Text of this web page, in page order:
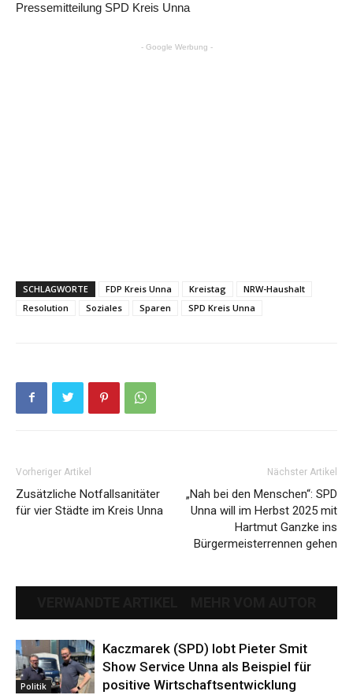
Pressemitteilung SPD Kreis Unna
- Google Werbung -
SCHLAGWORTE FDP Kreis Unna Kreistag
NRW-Haushalt
Resolution
Soziales Sparen SPD Kreis Unna
Vorheriger Artikel
Zusätzliche Notfallsanitäter
für vier Städte im Kreis Unna
Nächster Artikel
„Nah bei den Menschen“: SPD
Unna will im Herbst 2025 mit
Hartmut Ganzke ins
Bürgermeisterrennen gehen
Politik
Kaczmarek (SPD) lobt Pieter Smit
Show Service Unna als Beispiel für
positive Wirtschaftsentwicklung